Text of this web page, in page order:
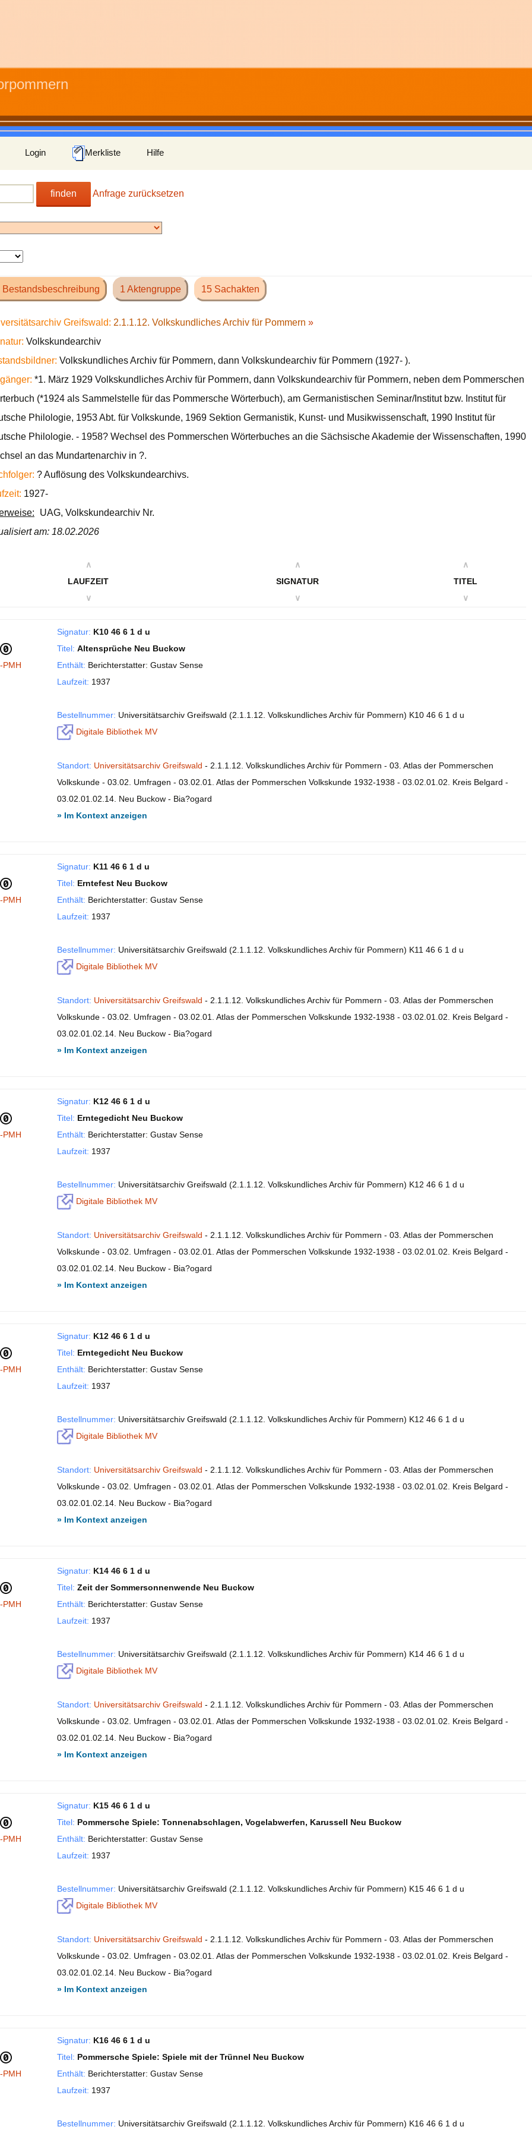
Login Merkliste Hilfe
finden Anfrage zurücksetzen
Bestandsbeschreibung 1 Aktengruppe 15 Sachakten
Greifswald: 2.1.1.12. Volkskundliches Archiv für Pommern »
Volkskundearchiv
Volkskundliches Archiv für Pommern, dann Volkskundearchiv für Pommern (1927- ).
*1. März 1929 Volkskundliches Archiv für Pommern, dann Volkskundearchiv für Pommern, neben dem Pommerschen
(*1924 als Sammelstelle für das Pommersche Wörterbuch), am Germanistischen Seminar/Institut bzw. Institut für
Philologie, 1953 Abt. für Volkskunde, 1969 Sektion Germanistik, Kunst- und Musikwissenschaft, 1990 Institut für
Philologie. - 1958? Wechsel des Pommerschen Wörterbuches an die Sächsische Akademie der Wissenschaften, 1990
an das Mundartenarchiv in ?.
? Auflösung des Volkskundearchivs.
1927-
UAG, Volkskundearchiv Nr.
am: 18.02.2026
∧
LAUFZEIT
∨
∧
SIGNATUR
∨
∧
TITEL
∨
PMH
Signatur: K10 46 6 1 d u
Titel: Altensprüche Neu Buckow
Enthält: Berichterstatter: Gustav Sense
Laufzeit: 1937
Bestellnummer: Universitätsarchiv Greifswald (2.1.1.12. Volkskundliches Archiv für Pommern) K10 46 6 1 d u
Digitale Bibliothek MV
Standort: Universitätsarchiv Greifswald - 2.1.1.12. Volkskundliches Archiv für Pommern - 03. Atlas der Pommerschen
Volkskunde - 03.02. Umfragen - 03.02.01. Atlas der Pommerschen Volkskunde 1932-1938 - 03.02.01.02. Kreis Belgard -
03.02.01.02.14. Neu Buckow - Bia?ogard
» Im Kontext anzeigen
PMH
Signatur: K11 46 6 1 d u
Titel: Erntefest Neu Buckow
Enthält: Berichterstatter: Gustav Sense
Laufzeit: 1937
Bestellnummer: Universitätsarchiv Greifswald (2.1.1.12. Volkskundliches Archiv für Pommern) K11 46 6 1 d u
Digitale Bibliothek MV
Standort: Universitätsarchiv Greifswald - 2.1.1.12. Volkskundliches Archiv für Pommern - 03. Atlas der Pommerschen
Volkskunde - 03.02. Umfragen - 03.02.01. Atlas der Pommerschen Volkskunde 1932-1938 - 03.02.01.02. Kreis Belgard -
03.02.01.02.14. Neu Buckow - Bia?ogard
» Im Kontext anzeigen
PMH
Signatur: K12 46 6 1 d u
Titel: Erntegedicht Neu Buckow
Enthält: Berichterstatter: Gustav Sense
Laufzeit: 1937
Bestellnummer: Universitätsarchiv Greifswald (2.1.1.12. Volkskundliches Archiv für Pommern) K12 46 6 1 d u
Digitale Bibliothek MV
Standort: Universitätsarchiv Greifswald - 2.1.1.12. Volkskundliches Archiv für Pommern - 03. Atlas der Pommerschen
Volkskunde - 03.02. Umfragen - 03.02.01. Atlas der Pommerschen Volkskunde 1932-1938 - 03.02.01.02. Kreis Belgard -
03.02.01.02.14. Neu Buckow - Bia?ogard
» Im Kontext anzeigen
PMH
Signatur: K12 46 6 1 d u
Titel: Erntegedicht Neu Buckow
Enthält: Berichterstatter: Gustav Sense
Laufzeit: 1937
Bestellnummer: Universitätsarchiv Greifswald (2.1.1.12. Volkskundliches Archiv für Pommern) K12 46 6 1 d u
Digitale Bibliothek MV
Standort: Universitätsarchiv Greifswald - 2.1.1.12. Volkskundliches Archiv für Pommern - 03. Atlas der Pommerschen
Volkskunde - 03.02. Umfragen - 03.02.01. Atlas der Pommerschen Volkskunde 1932-1938 - 03.02.01.02. Kreis Belgard -
03.02.01.02.14. Neu Buckow - Bia?ogard
» Im Kontext anzeigen
PMH
Signatur: K14 46 6 1 d u
Titel: Zeit der Sommersonnenwende Neu Buckow
Enthält: Berichterstatter: Gustav Sense
Laufzeit: 1937
Bestellnummer: Universitätsarchiv Greifswald (2.1.1.12. Volkskundliches Archiv für Pommern) K14 46 6 1 d u
Digitale Bibliothek MV
Standort: Universitätsarchiv Greifswald - 2.1.1.12. Volkskundliches Archiv für Pommern - 03. Atlas der Pommerschen
Volkskunde - 03.02. Umfragen - 03.02.01. Atlas der Pommerschen Volkskunde 1932-1938 - 03.02.01.02. Kreis Belgard -
03.02.01.02.14. Neu Buckow - Bia?ogard
» Im Kontext anzeigen
PMH
Signatur: K15 46 6 1 d u
Titel: Pommersche Spiele: Tonnenabschlagen, Vogelabwerfen, Karussell Neu Buckow
Enthält: Berichterstatter: Gustav Sense
Laufzeit: 1937
Bestellnummer: Universitätsarchiv Greifswald (2.1.1.12. Volkskundliches Archiv für Pommern) K15 46 6 1 d u
Digitale Bibliothek MV
Standort: Universitätsarchiv Greifswald - 2.1.1.12. Volkskundliches Archiv für Pommern - 03. Atlas der Pommerschen
Volkskunde - 03.02. Umfragen - 03.02.01. Atlas der Pommerschen Volkskunde 1932-1938 - 03.02.01.02. Kreis Belgard -
03.02.01.02.14. Neu Buckow - Bia?ogard
» Im Kontext anzeigen
PMH
Signatur: K16 46 6 1 d u
Titel: Pommersche Spiele: Spiele mit der Trünnel Neu Buckow
Enthält: Berichterstatter: Gustav Sense
Laufzeit: 1937
Bestellnummer: Universitätsarchiv Greifswald (2.1.1.12. Volkskundliches Archiv für Pommern) K16 46 6 1 d u